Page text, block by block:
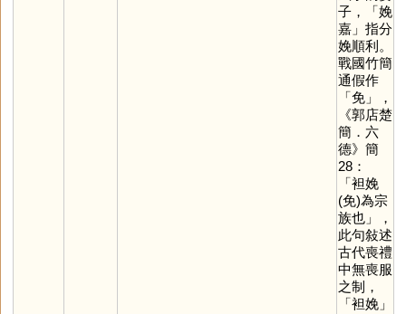
子，「娩
嘉」指分
娩順利。
戰國竹簡
通假作
「免」，
《郭店楚
簡．六
德》簡
28：
「袒娩
(免)為宗
族也」，
此句敍述
古代喪禮
中無喪服
之制，
「袒娩」